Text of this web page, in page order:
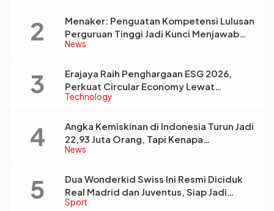
News
Menaker: Penguatan Kompetensi Lulusan
Perguruan Tinggi Jadi Kunci Menjawab
Kebutuhan Dunia Kerja
Technology
Erajaya Raih Penghargaan ESG 2026,
Perkuat Circular Economy Lewat
Pengelolaan Limbah Berkelanjutan
News
Angka Kemiskinan di Indonesia Turun Jadi
22,93 Juta Orang, Tapi Kenapa
Ketimpangan Desa dan Kota Malah Makin
Sport
Dua Wonderkid Swiss Ini Resmi Diciduk
Real Madrid dan Juventus, Siap Jadi
Bintang Baru Eropa